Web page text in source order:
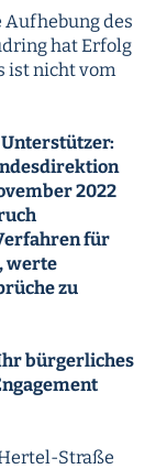
Aufhebung des
hat Erfolg
ist nicht vom
2022
für
werte
zu
bürgerliches
Straße